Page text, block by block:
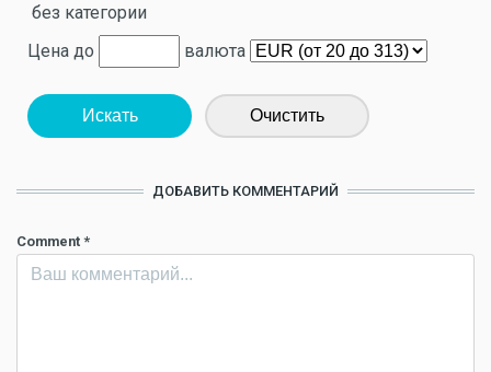
без категории
Цена до
валюта
Искать Очистить
ДОБАВИТЬ КОММЕНТАРИЙ
Comment *